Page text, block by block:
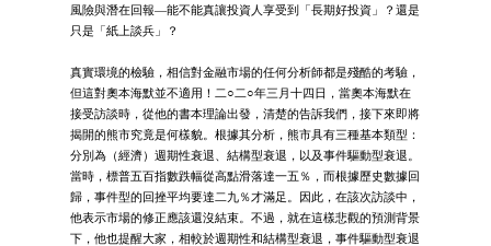
風險與潛在回報—能不能真讓投資人享受到「長期好投資」？還是
只是「紙上談兵」？
真實環境的檢驗，相信對金融市場的任何分析師都是殘酷的考驗，
但這對奧本海默並不適用！二○二○年三月十四日，當奧本海默在
接受訪談時，從他的書本理論出發，清楚的告訴我們，接下來即將
揭開的熊市究竟是何樣貌。根據其分析，熊市具有三種基本類型：
分別為（經濟）週期性衰退、結構型衰退，以及事件驅動型衰退。
當時，標普五百指數跌幅從高點滑落達一五％，而根據歷史數據回
歸，事件型的回挫平均要達二九％才滿足。因此，在該次訪談中，
他表示市場的修正應該還沒結束。不過，就在這樣悲觀的預測背景
下，他也提醒大家，相較於週期性和結構型衰退，事件驅動型衰退